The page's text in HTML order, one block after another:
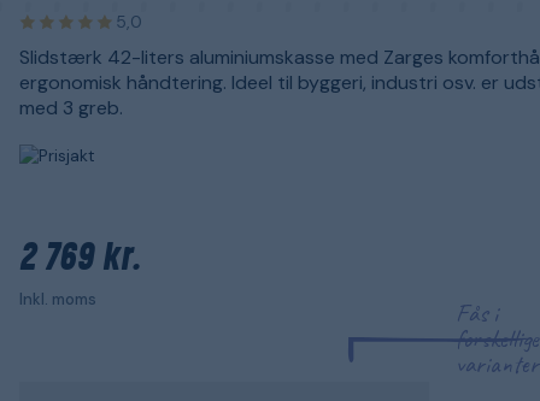
5,0
Slidstærk 42-liters aluminiumskasse med Zarges
ergonomisk håndtering. Ideel til byggeri, industri osv. er
med 3 greb.
2 769 kr.
Inkl. moms
Fås i
forskellige
varianter